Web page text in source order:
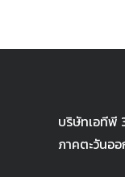
บริษัทเอทีพี
ภาคตะวันอ